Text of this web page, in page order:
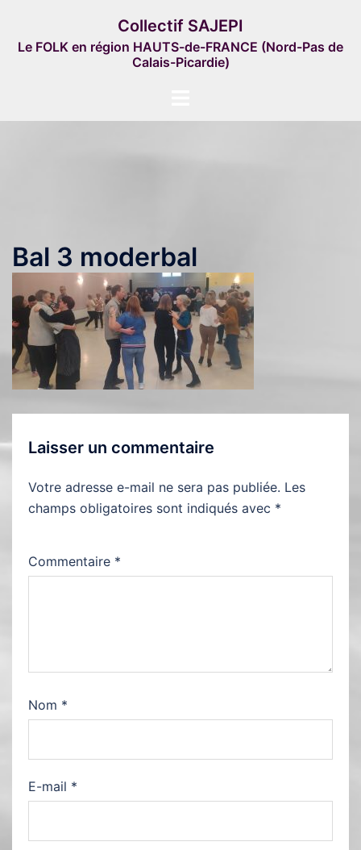
contenu
Collectif SAJEPI
Le FOLK en région HAUTS-de-FRANCE (Nord-Pas de
Calais-Picardie)
Bal 3 moderbal
Laisser un commentaire
Votre adresse e-mail ne sera pas publiée. Les
champs obligatoires sont indiqués avec *
Commentaire *
Nom *
E-mail *